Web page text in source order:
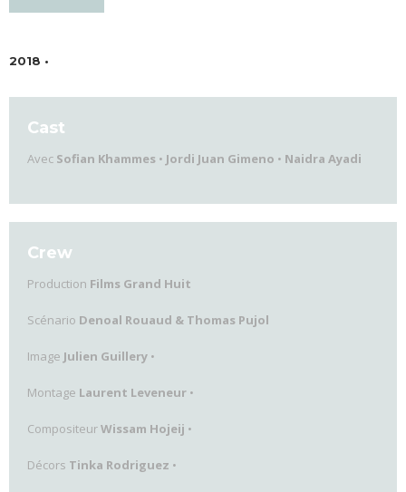
2018 •
Cast
Avec Sofian Khammes • Jordi Juan Gimeno • Naidra Ayadi
Crew
Production Films Grand Huit
Scénario Denoal Rouaud & Thomas Pujol
Image Julien Guillery •
Montage Laurent Leveneur •
CompositeurWissam Hojeij •
Décors Tinka Rodriguez •